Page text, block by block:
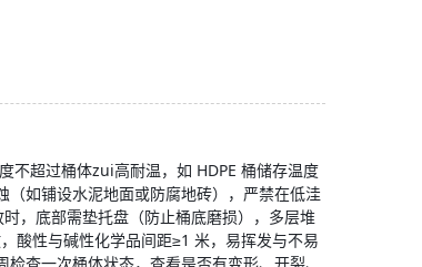
不超过桶体zui高耐温，如 HDPE 桶储存温度
如铺设水泥地面或防腐地砖），严禁在低洼
，底部需垫托盘（防止桶底磨损），多层堆
酸性与碱性化学品间距≥1 米，易挥发与不易